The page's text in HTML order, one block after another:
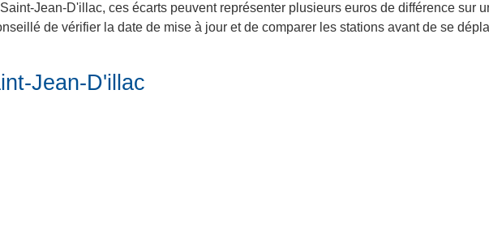
Jean-D'illac, ces écarts peuvent représenter plusieurs euros de différence sur
de vérifier la date de mise à jour et de comparer les stations avant de se
Jean-D'illac